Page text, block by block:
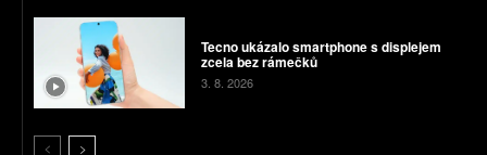
Tecno ukázalo smartphone s displejem
zcela bez rámečků
3. 8. 2026